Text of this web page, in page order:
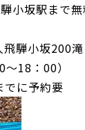
小坂駅まで無
騨小坂200滝
18：00）
に予約要